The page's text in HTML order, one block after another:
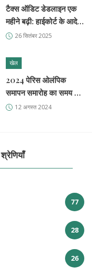
टैक्स ऑडिट डेडलाइन एक
महीने बढ़ी: हाईकोर्ट के आदेश
से राहत
26 सितंबर 2025
खेल
2024 पेरिस ओलंपिक
समापन समारोह का समय और
प्रमुख जानकारियाँ
12 अगस्त 2024
श्रेणियाँ
77
28
26